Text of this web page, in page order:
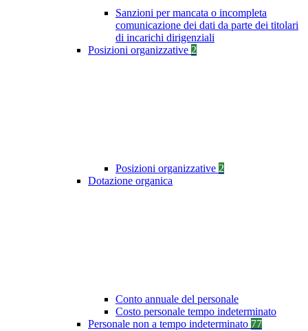
Sanzioni per mancata o incompleta
comunicazione dei dati da parte dei titolari
di incarichi dirigenziali
Posizioni organizzative 2
Posizioni organizzative 2
Dotazione organica
Conto annuale del personale
Costo personale tempo indeterminato
Personale non a tempo indeterminato 77